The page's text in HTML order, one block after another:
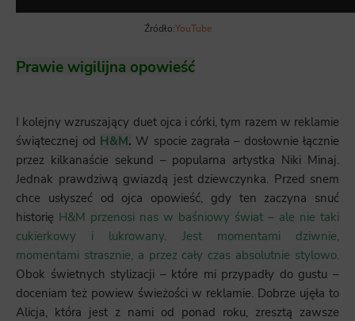
Źródło:YouTube
Prawie wigilijna opowieść
I kolejny wzruszający duet ojca i córki, tym razem w reklamie
świątecznej od H&M. W spocie zagrała – dosłownie łącznie
przez kilkanaście sekund – popularna artystka Niki Minaj.
Jednak prawdziwą gwiazdą jest dziewczynka. Przed snem
chce usłyszeć od ojca opowieść, gdy ten zaczyna snuć
historię H&M przenosi nas w baśniowy świat – ale nie taki
cukierkowy i lukrowany. Jest momentami dziwnie,
momentami strasznie, a przez cały czas absolutnie stylowo.
Obok świetnych stylizacji – które mi przypadły do gustu –
doceniam też powiew świeżości w reklamie. Dobrze ujęła to
Alicja, która jest z nami od ponad roku, zresztą zawsze